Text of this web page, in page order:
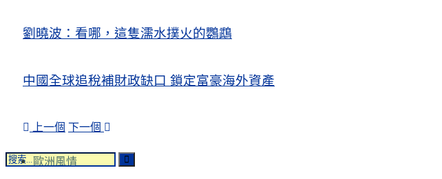
劉曉波：看哪，這隻濡水撲火的鸚鵡
中國全球追稅補財政缺口 鎖定富豪海外資產
上一個 下一個
歐洲風情